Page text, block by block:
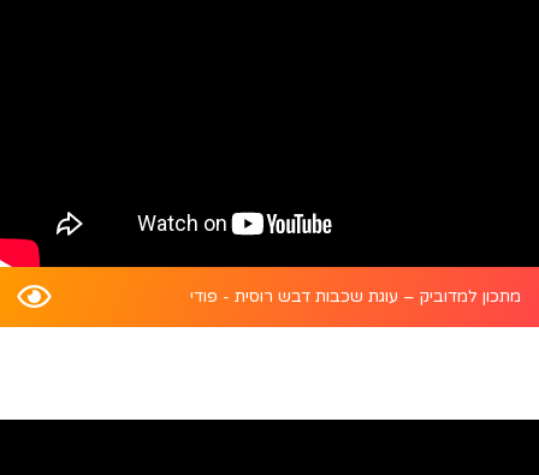
מתכון למדוביק – עוגת שכבות דבש רוסית - פודי